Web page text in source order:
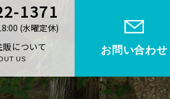
1371
(⽔曜定休)
販について
US
お問い合わせ